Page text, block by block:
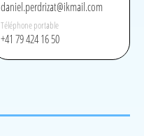
daniel.perdrizat@ikmail.com
Téléphone portable
+41 79 424 16 50